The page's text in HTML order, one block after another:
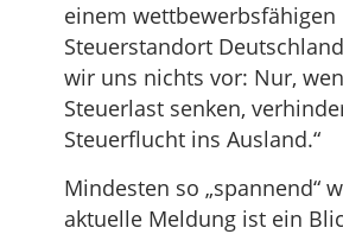
einem wettbewerbsfähigen
Steuerstandort
wir uns nichts vor: Nur,
Steuerlast senken,
Steuerflucht ins Ausland.“
Mindesten so „spannend“
aktuelle Meldung ist ein